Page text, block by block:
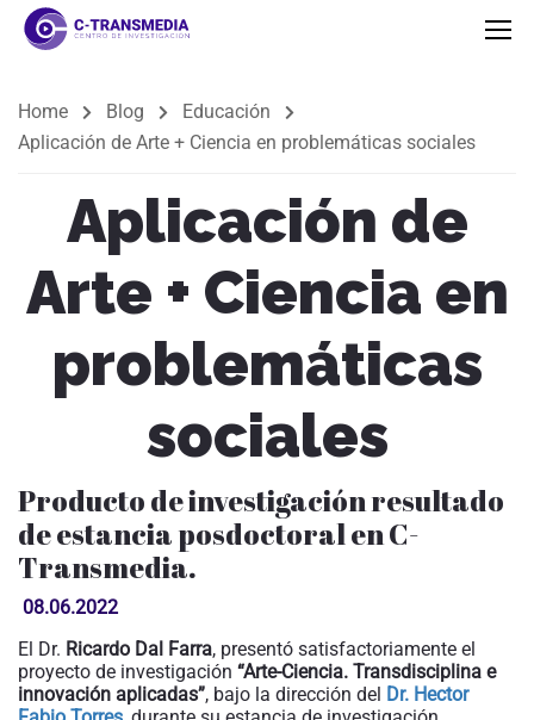
Home Blog
Educación
Aplicación de Arte + Ciencia en problemáticas sociales
Aplicación de
Arte + Ciencia en
problemáticas
sociales
Producto de investigación resultado
de estancia posdoctoral en C-
Transmedia.
08.06.2022
El Dr. Ricardo Dal Farra, presentó satisfactoriamente el
proyecto de investigación “Arte-Ciencia. Transdisciplina e
innovación aplicadas”, bajo la dirección del Dr. Hector